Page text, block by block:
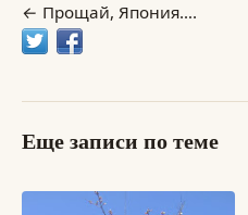
Прощай, Япония….
Еще записи по теме